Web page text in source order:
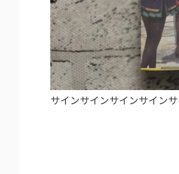
サインサインサインサイン